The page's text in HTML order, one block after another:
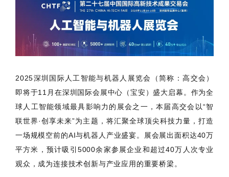
2025深圳国际人工智能与机器人展览会（简称：高交会）
即将于11月在深圳国际会展中心（宝安）盛大启幕。作为全
球人工智能领域最具影响力的展会之一，本届高交会以“智
联世界·创享未来”为主题，将汇聚全球顶尖科技力量，打造
一场规模空前的AI与机器人产业盛宴。展会展出面积达40万
平方米，预计吸引5000余家参展企业和超过40万人次专业
观众，成为连接技术创新与产业应用的重要桥梁。